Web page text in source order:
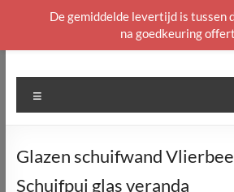
naar
Glazen schuifwand
Schuifpui glas veranda
De gemiddelde levertijd is tussen
na goedkeuring